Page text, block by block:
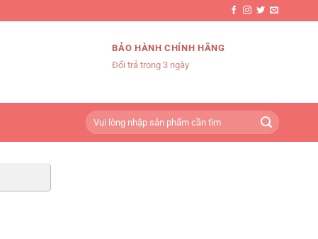
BẢO HÀNH CHÍNH HÃNG
Đổi trả trong 3 ngày
Tìm
kiếm: